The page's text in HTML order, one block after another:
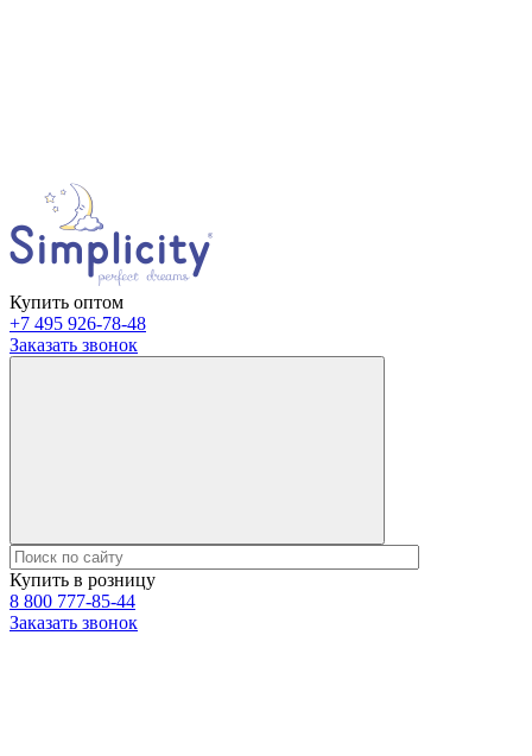
Купить оптом
+7 495 926-78-48
Заказать звонок
Купить в розницу
8 800 777-85-44
Заказать звонок